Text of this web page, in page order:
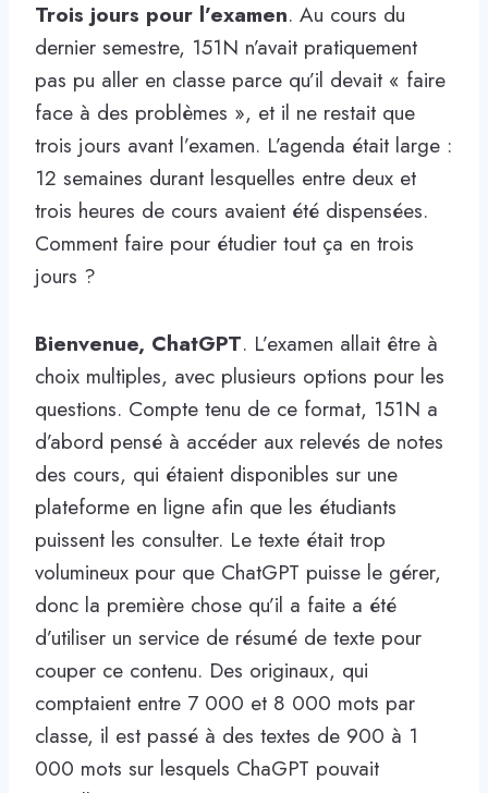
Trois jours pour l’examen. Au cours du
dernier semestre, 151N n’avait pratiquement
pas pu aller en classe parce qu’il devait « faire
face à des problèmes », et il ne restait que
trois jours avant l’examen. L’agenda était large :
12 semaines durant lesquelles entre deux et
trois heures de cours avaient été dispensées.
Comment faire pour étudier tout ça en trois
jours ?
Bienvenue, ChatGPT. L’examen allait être à
choix multiples, avec plusieurs options pour les
questions. Compte tenu de ce format, 151N a
d’abord pensé à accéder aux relevés de notes
des cours, qui étaient disponibles sur une
plateforme en ligne afin que les étudiants
puissent les consulter. Le texte était trop
volumineux pour que ChatGPT puisse le gérer,
donc la première chose qu’il a faite a été
d’utiliser un service de résumé de texte pour
couper ce contenu. Des originaux, qui
comptaient entre 7 000 et 8 000 mots par
classe, il est passé à des textes de 900 à 1
000 mots sur lesquels ChaGPT pouvait